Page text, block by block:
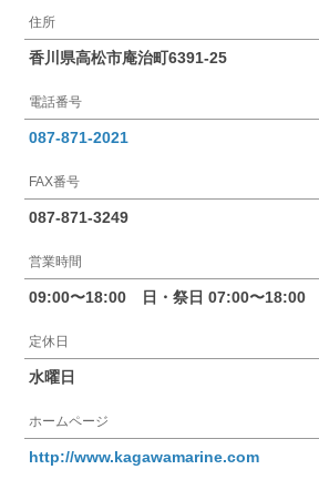
住所
香川県高松市庵治町6391-25
電話番号
087-871-2021
FAX番号
087-871-3249
営業時間
09:00〜18:00 日・祭日 07:00〜18:00
定休日
水曜日
ホームページ
http://www.kagawamarine.com